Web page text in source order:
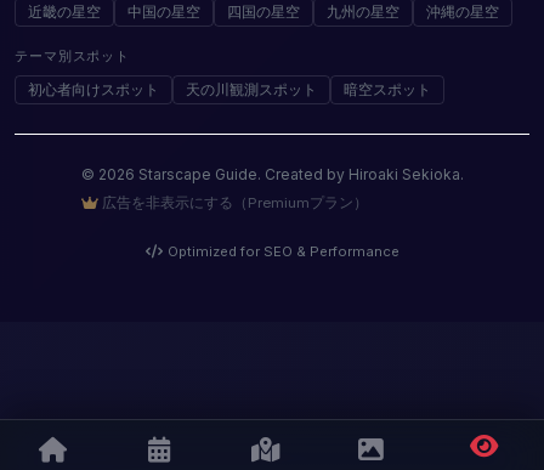
近畿の星空
中国の星空 四国の星空 九州の星空 沖縄の星空
テーマ別スポット
初心者向けスポット 天の川観測スポット 暗空スポット
© 2026 Starscape Guide. Created by Hiroaki Sekioka.
広告を非表示にする（Premiumプラン）
Optimized for SEO & Performance